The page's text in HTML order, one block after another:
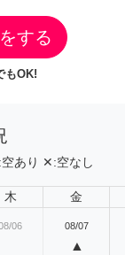
する
もOK!
空あり ✕:空なし
木 金
06 08/07
▲